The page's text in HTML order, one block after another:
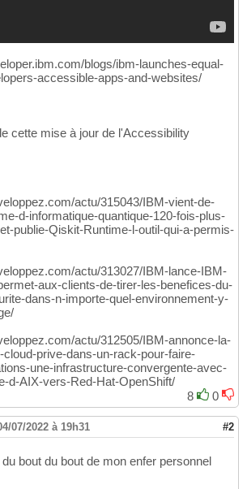
blogs/ibm-launches-equal-
accessible-apps-and-websites/
cette mise à jour de l'Accessibility
actu/315043/IBM-vient-de-
d-informatique-quantique-120-fois-plus-
publie-Qiskit-Runtime-l-outil-qui-a-permis-
actu/313027/IBM-lance-IBM-
aux-clients-de-tirer-les-benefices-du-
dans-n-importe-quel-environnement-y-
actu/312505/IBM-annonce-la-
prive-dans-un-rack-pour-faire-
une-infrastructure-convergente-avec-
d-AIX-vers-Red-Hat-OpenShift/
8
0
07/2022 à 19h31 #2
bout du bout de mon enfer personnel